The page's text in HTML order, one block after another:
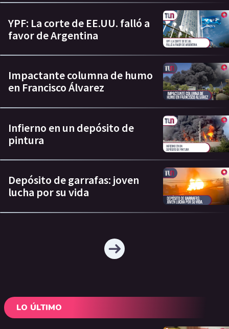
YPF: La corte de EE.UU. falló a
favor de Argentina
Impactante columna de humo
en Francisco Álvarez
Infierno en un depósito de
pintura
Depósito de garrafas: joven
lucha por su vida
LO ÚLTIMO